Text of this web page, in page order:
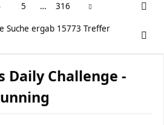
5 … 316
Suche ergab 15773 Treffer
Daily Challenge -